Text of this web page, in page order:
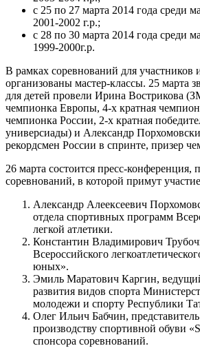
с 25 по 27 марта 2014 года среди
2001-2002 г.р.;
с 28 по 30 марта 2014 года среди
1999-2000г.р.
В рамках соревнований для участников
организованы мастер-классы. 25 марта
для детей провели Ирина Вострикова
чемпионка Европы, 4-х кратная
чемпионка России, 2-х кратная
универсиады) и Александр
рекордсмен России в спринте, призер
26 марта состоится пресс-конференция,
соревнований, в которой примут
Александр Алеексеевич
отдела спортивных программ
легкой атлетики.
Константин Владимирович
Всероссийского
юных».
Эмиль Маратович Каргин,
развития видов спорта
молодежи и спорту Республики
Олег Ильич Бабчин,
производству спортивной обуви
спонсора соревнований.